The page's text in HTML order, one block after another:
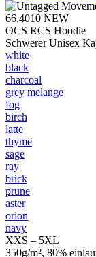
66.4010 NEW
OCS RCS Hoodie
Schwerer Unisex
white
black
charcoal
grey melange
fog
birch
latte
thyme
sage
ray
brick
prune
aster
orion
navy
XXS – 5XL
350g/m², 80%